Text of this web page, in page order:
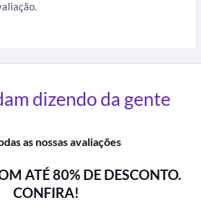
dizendo da gente
as nossas avaliações
ATÉ 80% DE DESCONTO.
CONFIRA!